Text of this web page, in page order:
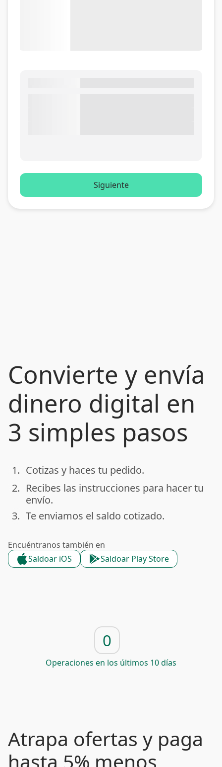
Convierte y envía
dinero digital en
3 simples pasos
done
1. Cotizas y haces tu pedido.
done
2. Recibes las instrucciones para hacer tu
envío.
done
3. Te enviamos el saldo cotizado.
Encuéntranos también en
Saldoar iOS
Saldoar Play Store
Siguiente
0
Operaciones en los últimos 10 días
Atrapa ofertas y paga
hasta 5% menos